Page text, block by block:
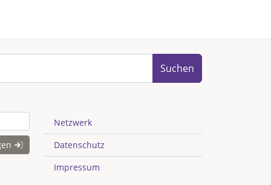
Suchen
Netzwerk
Datenschutz
Impressum